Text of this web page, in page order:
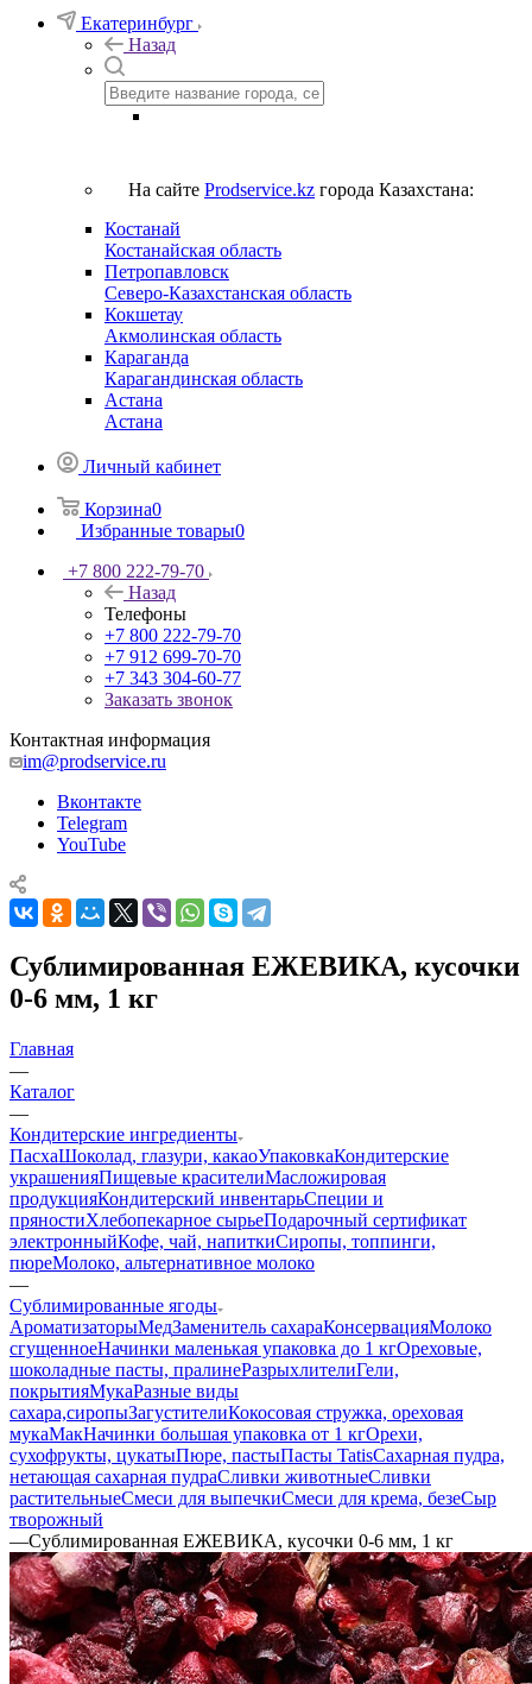
Екатеринбург
Назад
На сайте Prodservice.kz города Казахстана:
Костанай
Костанайская область
Петропавловск
Северо-Казахстанская область
Кокшетау
Акмолинская область
Караганда
Карагандинская область
Астана
Астана
Личный кабинет
Корзина0
Избранные товары0
+7 800 222-79-70
Назад
Телефоны
+7 800 222-79-70
+7 912 699-70-70
+7 343 304-60-77
Заказать звонок
Контактная информация
im@prodservice.ru
Вконтакте
Telegram
YouTube
Сублимированная ЕЖЕВИКА, кусочки
0-6 мм, 1 кг
Главная
—
Каталог
—
Кондитерские ингредиенты
ПасхаШоколад, глазури, какаоУпаковкаКондитерские
украшенияПищевые красителиМасложировая
продукцияКондитерский инвентарьСпеции и
пряностиХлебопекарное сырьеПодарочный сертификат
электронныйКофе, чай, напиткиСиропы, топпинги,
пюреМолоко, альтернативное молоко
—
Сублимированные ягоды
АроматизаторыМедЗаменитель сахараКонсервацияМолоко
сгущенноеНачинки маленькая упаковка до 1 кгОреховые,
шоколадные пасты, пралинеРазрыхлителиГели,
покрытияМукаРазные виды
сахара,сиропыЗагустителиКокосовая стружка, ореховая
мукаМакНачинки большая упаковка от 1 кгОрехи,
сухофрукты, цукатыПюре, пастыПасты TatisСахарная пудра,
нетающая сахарная пудраСливки животныеСливки
растительныеСмеси для выпечкиСмеси для крема, безеСыр
творожный
—Сублимированная ЕЖЕВИКА, кусочки 0-6 мм, 1 кг